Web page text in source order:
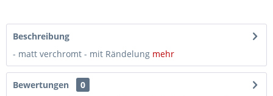
Beschreibung
- matt verchromt - mit Rändelung mehr
Bewertungen
0